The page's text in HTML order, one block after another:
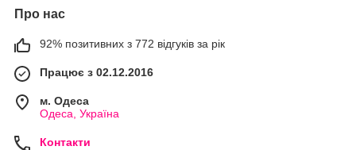
Про нас
92% позитивних з 772 відгуків за рік
Працює з 02.12.2016
м. Одеса
Одеса, Україна
Контакти